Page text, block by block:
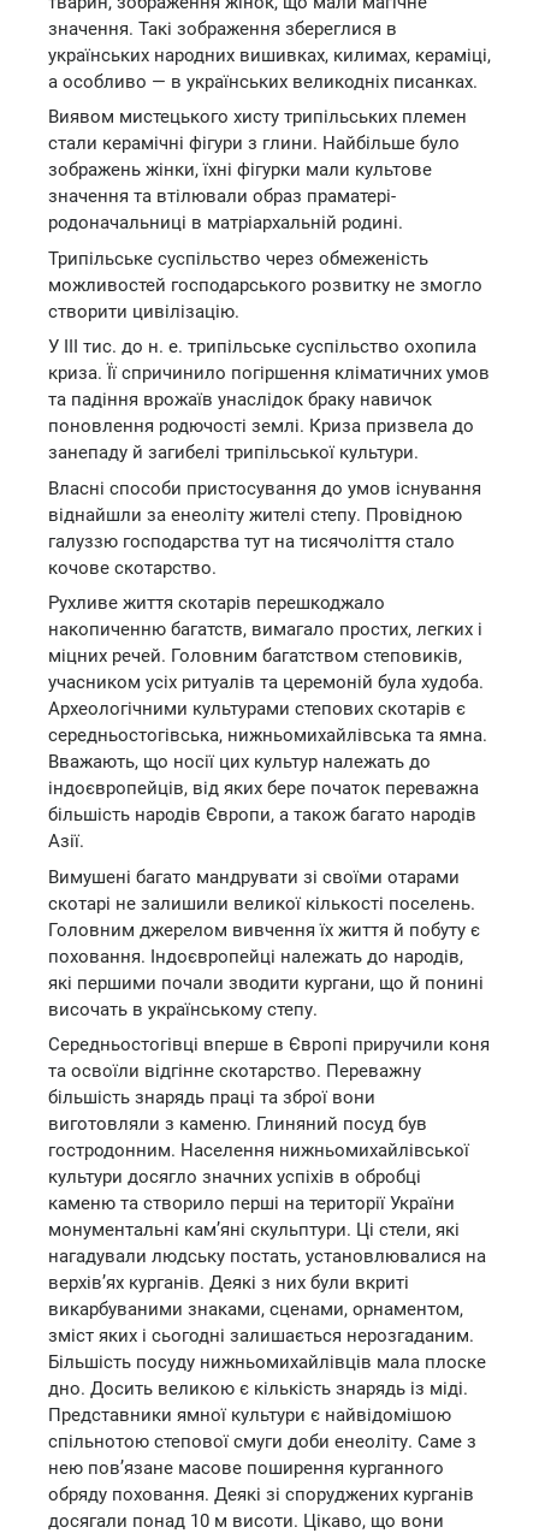
значення. Такі зображення збереглися в
українських народних вишивках, килимах, кераміці,
а особливо — в українських великодніх писанках.
Виявом мистецького хисту трипільських племен
стали керамічні фігури з глини. Найбільше було
зображень жінки, їхні фігурки мали культове
значення та втілювали образ праматері-
родоначальниці в матріархальній родині.
Трипільське суспільство через обмеженість
можливостей господарського розвитку не змогло
створити цивілізацію.
У III тис. до н. е. трипільське суспільство охопила
криза. Її спричинило погіршення кліматичних умов
та падіння врожаїв унаслідок браку навичок
поновлення родючості землі. Криза призвела до
занепаду й загибелі трипільської культури.
Власні способи пристосування до умов існування
віднайшли за енеоліту жителі степу. Провідною
галуззю господарства тут на тисячоліття стало
кочове скотарство.
Рухливе життя скотарів перешкоджало
накопиченню багатств, вимагало простих, легких і
міцних речей. Головним багатством степовиків,
учасником усіх ритуалів та церемоній була худоба.
Археологічними культурами степових скотарів є
середньостогівська, нижньомихайлівська та ямна.
Вважають, що носії цих культур належать до
індоєвропейців, від яких бере початок переважна
більшість народів Європи, а також багато народів
Азії.
Вимушені багато мандрувати зі своїми отарами
скотарі не залишили великої кількості поселень.
Головним джерелом вивчення їх життя й побуту є
поховання. Індоєвропейці належать до народів,
які першими почали зводити кургани, що й понині
височать в українському степу.
Середньостогівці вперше в Європі приручили коня
та освоїли відгінне скотарство. Переважну
більшість знарядь праці та зброї вони
виготовляли з каменю. Глиняний посуд був
гостродонним. Населення нижньомихайлівської
культури досягло значних успіхів в обробці
каменю та створило перші на території України
монументальні кам’яні скульптури. Ці стели, які
нагадували людську постать, установлювалися на
верхів’ях курганів. Деякі з них були вкриті
викарбуваними знаками, сценами, орнаментом,
зміст яких і сьогодні залишається нерозгаданим.
Більшість посуду нижньомихайлівців мала плоске
дно. Досить великою є кількість знарядь із міді.
Представники ямної культури є найвідомішою
спільнотою степової смуги доби енеоліту. Саме з
нею пов’язане масове поширення курганного
обряду поховання. Деякі зі споруджених курганів
досягали понад 10 м висоти. Цікаво, що вони